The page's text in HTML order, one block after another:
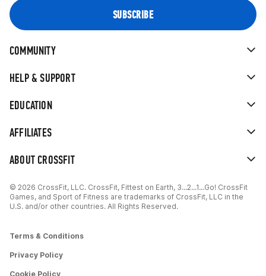
ABOUT CROSSFIT
AFFILIATES
EDUCATION
HELP & SUPPORT
COMMUNITY
© 2026 CrossFit, LLC. CrossFit, Fittest on Earth, 3...2...1...Go! CrossFit
Games, and Sport of Fitness are trademarks of CrossFit, LLC in the
U.S. and/or other countries. All Rights Reserved.
Terms & Conditions
Privacy Policy
Cookie Policy